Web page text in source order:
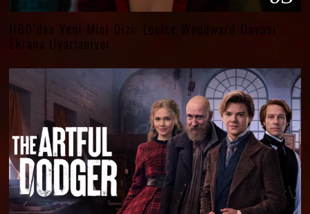
HBO’dan Yeni Mini Dizi: Louise Woodward Davası
Ekrana Uyarlanıyor